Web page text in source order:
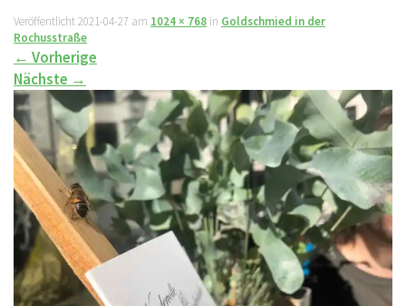
Veröffentlicht2021-04-27 am 1024 × 768 in Goldschmied in der
Rochusstraße
← Vorherige
Nächste →